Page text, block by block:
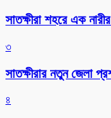
সাতক্ষীরা শহরে এক
৩
সাতক্ষীরার নতুন জেলা
৪